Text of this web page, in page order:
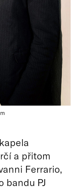
a přitom
Ferrario,
bandu PJ